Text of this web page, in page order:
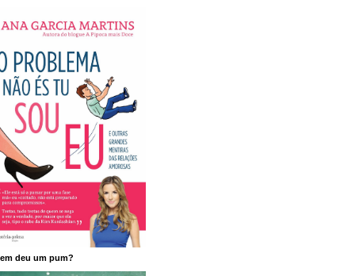
deu um pum?